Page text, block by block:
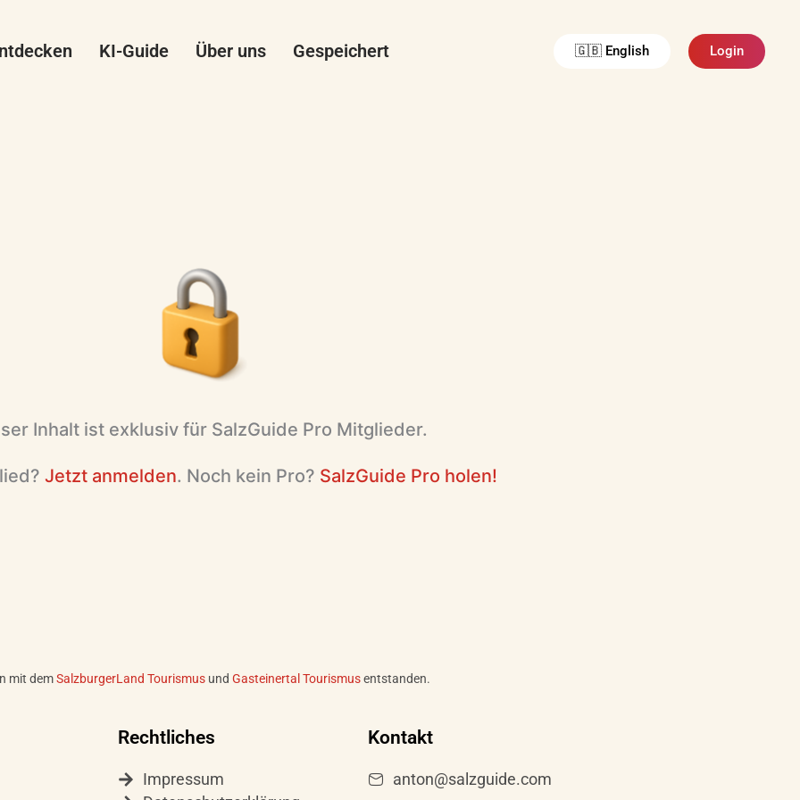
KI-Guide Über uns Gespeichert 🇬🇧 English Login
Inhalt ist exklusiv für SalzGuide Pro Mitglieder.
Jetzt anmelden. Noch kein Pro? SalzGuide Pro holen!
mit demSalzburgerLand Tourismus und Gasteinertal Tourismusentstanden.
Rechtliches
Impressum
Kontakt
anton@salzguide.com